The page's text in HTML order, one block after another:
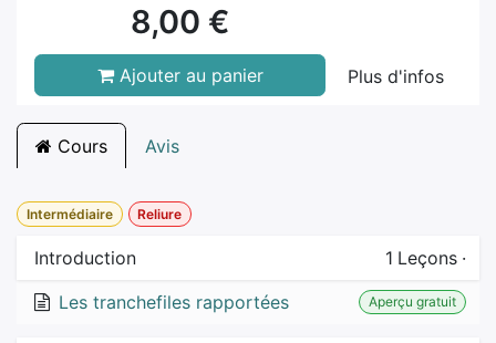
8,00 €
Ajouter au panier Plus d'infos
Cours Avis
Intermédiaire Reliure
Introduction 1 Leçons ·
Les tranchefiles rapportées
Aperçu gratuit